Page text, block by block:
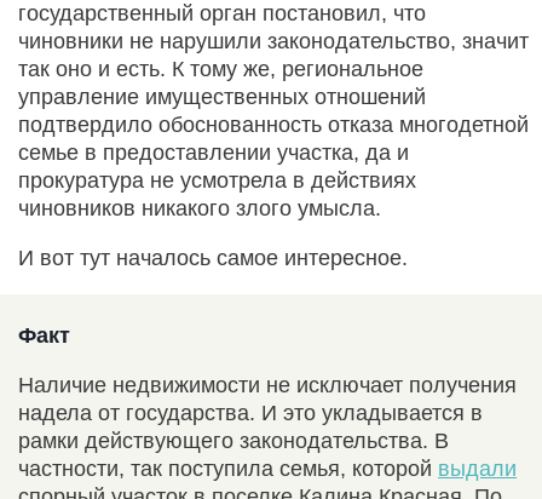
государственный орган постановил, что
чиновники не нарушили законодательство, значит
так оно и есть. К тому же, региональное
управление имущественных отношений
подтвердило обоснованность отказа многодетной
семье в предоставлении участка, да и
прокуратура не усмотрела в действиях
чиновников никакого злого умысла.
И вот тут началось самое интересное.
Факт
Наличие недвижимости не исключает получения
надела от государства. И это укладывается в
рамки действующего законодательства. В
частности, так поступила семья, которой выдали